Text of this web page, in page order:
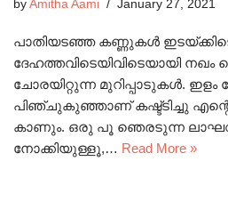
by Amitha Aami January 27, 2021
പാതിയടഞ്ഞ കണ്ണുകൾ
ദേഹത്തവിടെയിവിടെയായി
ചോരയിറ്റുന്ന മുറിപ്പാടുകൾ. ഇളം
പിഞ്ചുകുഞ്ഞാണ് കഷ്ട്ടിച്ചു എന്റെ
കാണും. ഒരു പൂ ഞെരടുന്ന
നോക്കിയുള്ളൂ,… Read More »